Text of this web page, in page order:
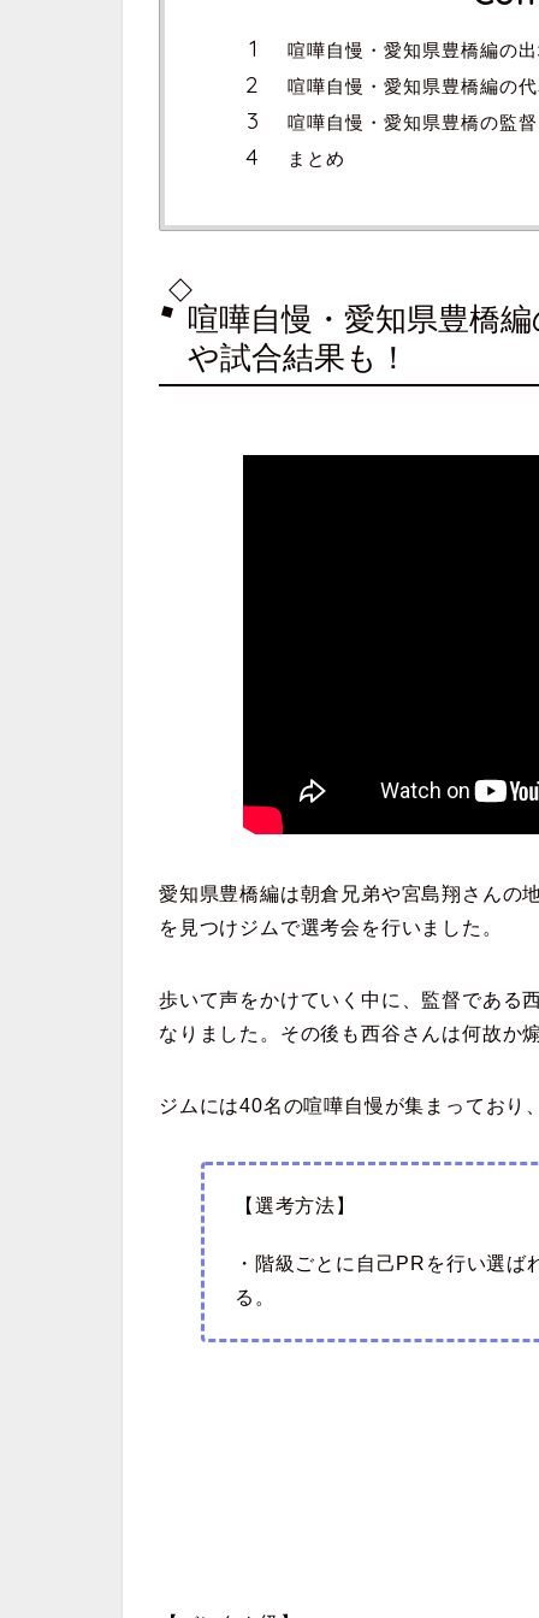
喧嘩自慢・愛知県豊橋編の
喧嘩自慢・愛知県豊橋編の
喧嘩自慢・愛知県豊橋の監
まとめ
喧嘩自慢・愛知県豊橋
や試合結果も！
愛知県豊橋編は朝倉兄弟や宮島翔さんの
を見つけジムで選考会を行いました。
歩いて声をかけていく中に、監督である
なりました。その後も西谷さんは何故か
ジムには40名の喧嘩自慢 が集まっており
【選考方法】
・階級ごとに自己PRを行い選
る。